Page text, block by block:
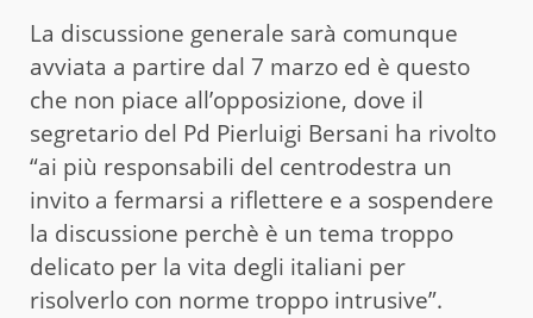
La discussione generale sarà comunque
avviata a partire dal 7 marzo ed è questo
che non piace all’opposizione, dove il
segretario del Pd Pierluigi Bersani ha rivolto
“ai più responsabili del centrodestra un
invito a fermarsi a riflettere e a sospendere
la discussione perchè è un tema troppo
delicato per la vita degli italiani per
risolverlo con norme troppo intrusive”.